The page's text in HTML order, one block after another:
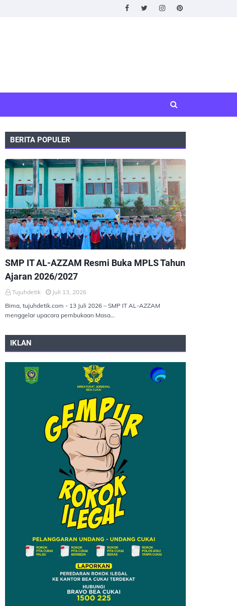
BERITA POPULER
SMP IT AL-AZZAM Resmi Buka MPLS Tahun
Ajaran 2026/2027
Tujuhdetik
Juli 13, 2026
Bima, tujuhdetik.com - 13 Juli 2026 – SMP IT AL-AZZAM
menggelar upacara pembukaan Masa…
IKLAN